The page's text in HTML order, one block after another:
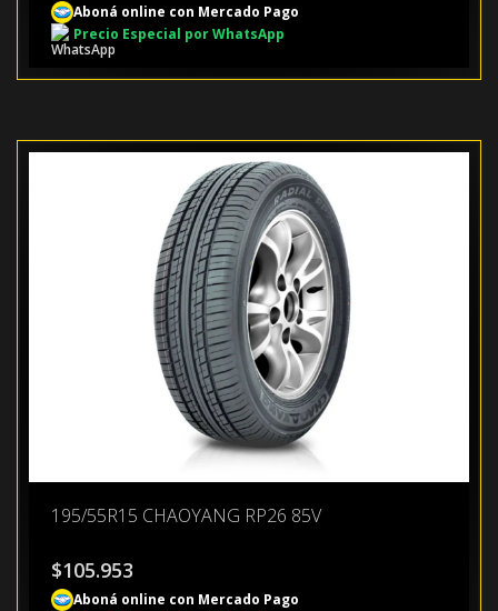
Aboná online con Mercado Pago
Precio Especial por WhatsApp
195/55R15 CHAOYANG RP26 85V
$105.953
Aboná online con Mercado Pago